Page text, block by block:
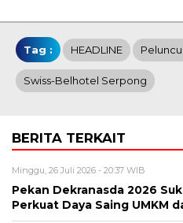
Tag : HEADLINE
Swiss-Belhotel Serpong
BERITA TERKAIT
Minggu, 26 Juli 2026 - 20:37 WIB
Pekan Dekranasda 2026
Perkuat Daya Saing UMKM